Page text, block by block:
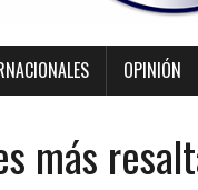
OPINIÓN
más